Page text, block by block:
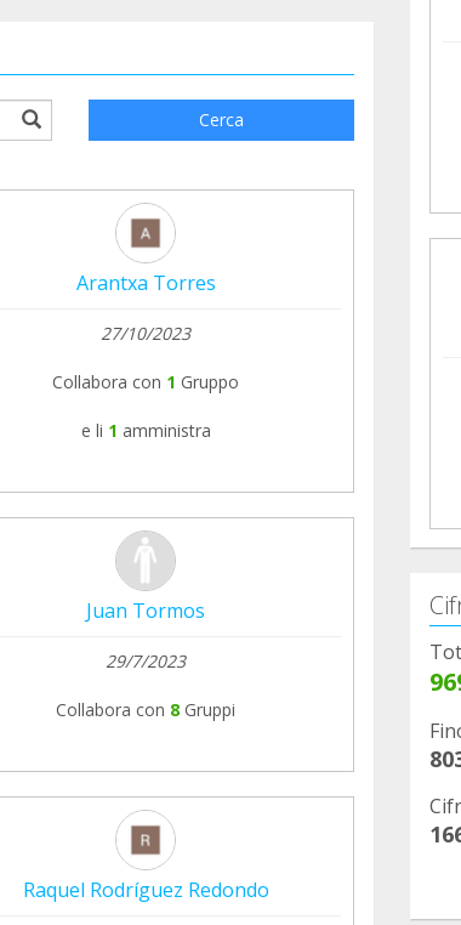
Cerca
Arantxa Torres
27/10/2023
Collabora con 1 Gruppo
e li 1 amministra
Juan Tormos
29/7/2023
Collabora con 8 Gruppi
Raquel Rodríguez Redondo